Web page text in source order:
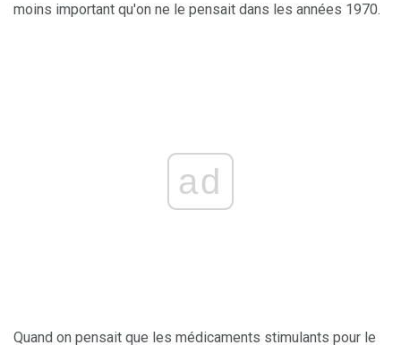
moins important qu'on ne le pensait dans les années 1970.
ad
Quand on pensait que les médicaments stimulants pour le